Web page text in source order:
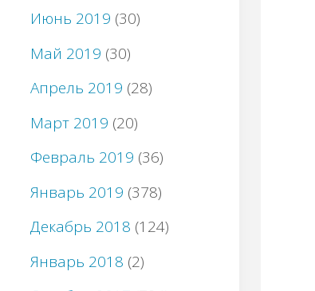
Июнь 2019 (30)
Май 2019 (30)
Апрель 2019 (28)
Март 2019 (20)
Февраль 2019 (36)
Январь 2019 (378)
Декабрь 2018 (124)
Январь 2018 (2)